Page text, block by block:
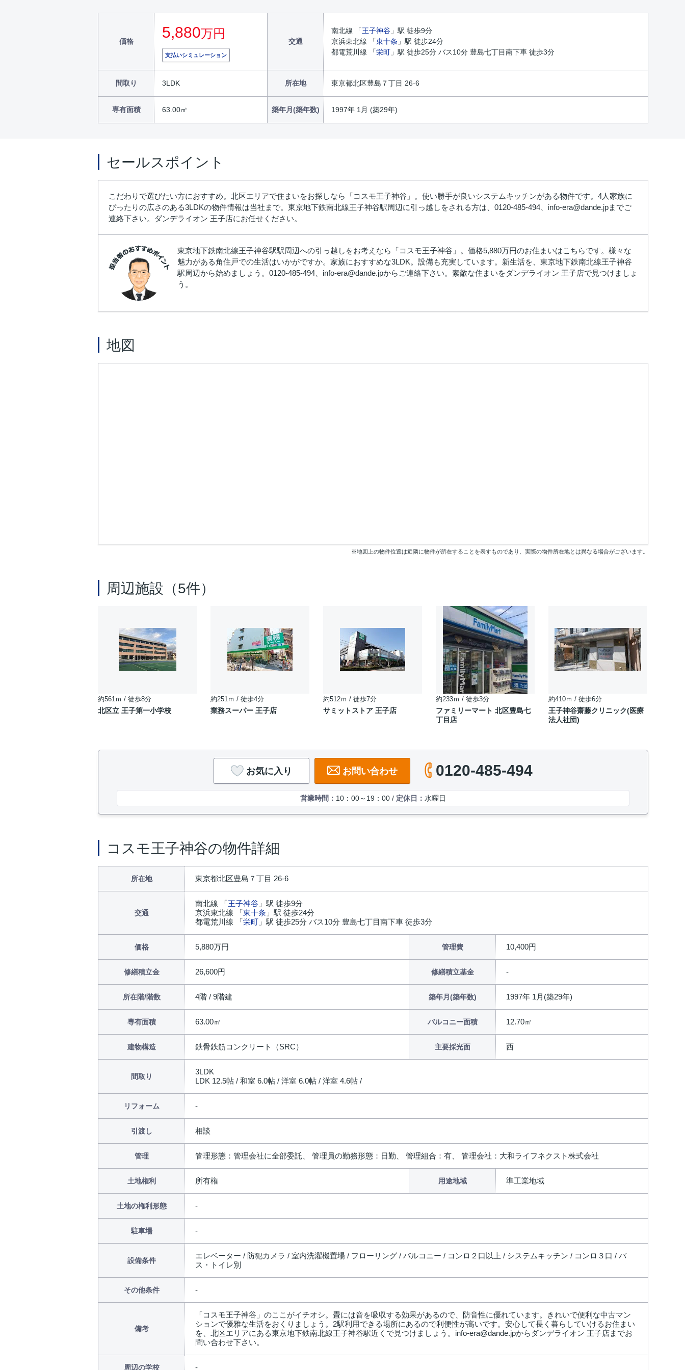
価格
5,880万円
支払いシミュレーション
交通
南北線 「王子神谷 」駅 徒歩9分
京浜東北線 「東十条 」駅 徒歩24分
都電荒川線 「栄町 」駅 徒歩25分 バス10分 豊島七丁目南下車 徒歩3分
間取り 3LDK 所在地 東京都北区豊島７丁目 26-6
専有面積 63.00㎡ 築年月(築年数) 1997年 1月 (築29年)
セールスポイント
こだわりで選びたい方におすすめ。北区エリアで住まいをお探しなら「コスモ王子神谷」。使い勝手が良いシステムキッチンがある物件です。4人家族に
ぴったりの広さのある3LDKの物件情報は当社まで。東京地下鉄南北線王子神谷駅周辺に引っ越しをされる方は、0120-485-494、info-era@dande.jpまでご
連絡下さい。ダンデライオン 王子店にお任せください。
東京地下鉄南北線王子神谷駅駅周辺への引っ越しをお考えなら「コスモ王子神谷」。価格5,880万円のお住まいはこちらです。様々な
魅力がある角住戸での生活はいかがですか。家族におすすめな3LDK。設備も充実しています。新生活を、東京地下鉄南北線王子神谷
駅周辺から始めましょう。0120-485-494、info-era@dande.jpからご連絡下さい。素敵な住まいをダンデライオン 王子店で見つけましょ
う。
地図
※地図上の物件位置は近隣に物件が所在することを表すものであり、実際の物件所在地とは異なる場合がございます。
周辺施設（5件）
約561ｍ / 徒歩8分
北区立 王子第一小学校
約251ｍ / 徒歩4分
業務スーパー 王子店
約512ｍ / 徒歩7分
サミットストア 王子店
約233ｍ / 徒歩3分
ファミリーマート 北区豊島七
丁目店
約410ｍ / 徒歩6分
王子神谷齋藤クリニック(医療
法人社団)
お気に入り お問い合わせ 0120-485-494
営業時間： 10：00～19：00 / 定休日： 水曜日
コスモ王子神谷の物件詳細
所在地 東京都北区豊島７丁目 26-6
交通
南北線 「王子神谷 」駅 徒歩9分
京浜東北線 「東十条 」駅 徒歩24分
都電荒川線 「栄町 」駅 徒歩25分 バス10分 豊島七丁目南下車 徒歩3分
価格 5,880万円 管理費 10,400円
修繕積立金 26,600円 修繕積立基金
所在階/階数 4階 / 9階建 築年月(築年数) 1997年 1月(築29年)
専有面積 63.00㎡ バルコニー面積 12.70㎡
建物構造 鉄骨鉄筋コンクリート（SRC） 主要採光面 西
間取り
3LDK
LDK 12.5帖 / 和室 6.0帖 / 洋室 6.0帖 / 洋室 4.6帖 /
リフォーム
引渡し 相談
管理 管理形態：管理会社に全部委託、 管理員の勤務形態：日勤、 管理組合：有、 管理会社：大和ライフネクスト株式会社
土地権利 所有権 用途地域 準工業地域
土地の権利形態
駐車場
設備条件
エレベーター / 防犯カメラ / 室内洗濯機置場 / フローリング / バルコニー / コンロ２口以上 / システムキッチン / コンロ３口 / バ
ス・トイレ別
その他条件
備考
「コスモ王子神谷」のここがイチオシ。畳には音を吸収する効果があるので、防音性に優れています。きれいで便利な中古マン
ションで優雅な生活をおくりましょう。2駅利用できる場所にあるので利便性が高いです。安心して長く暮らしていけるお住まい
を、北区エリアにある東京地下鉄南北線王子神谷駅近くで見つけましょう。info-era@dande.jpからダンデライオン 王子店までお
問い合わせ下さい。
周辺の学校